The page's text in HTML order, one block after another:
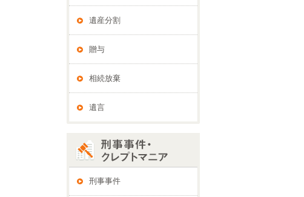
遺産分割
贈与
相続放棄
遺言
刑事事件